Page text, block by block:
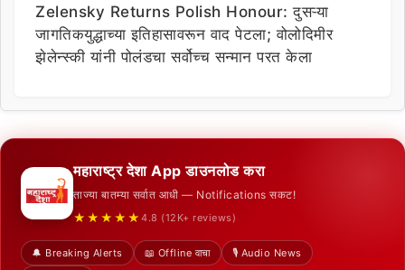
Zelensky Returns Polish Honour: दुसऱ्या
जागतिकयुद्धाच्या इतिहासावरून वाद पेटला; वोलोदिमीर
झेलेन्स्की यांनी पोलंडचा सर्वोच्च सन्मान परत केला
महाराष्ट्र देशा App डाउनलोड करा
ताज्या बातम्या सर्वात आधी — Notifications सकट!
★★★★★ 4.8 (12K+ reviews)
🔔 Breaking Alerts 📖 Offline वाचा
🎙️ Audio News